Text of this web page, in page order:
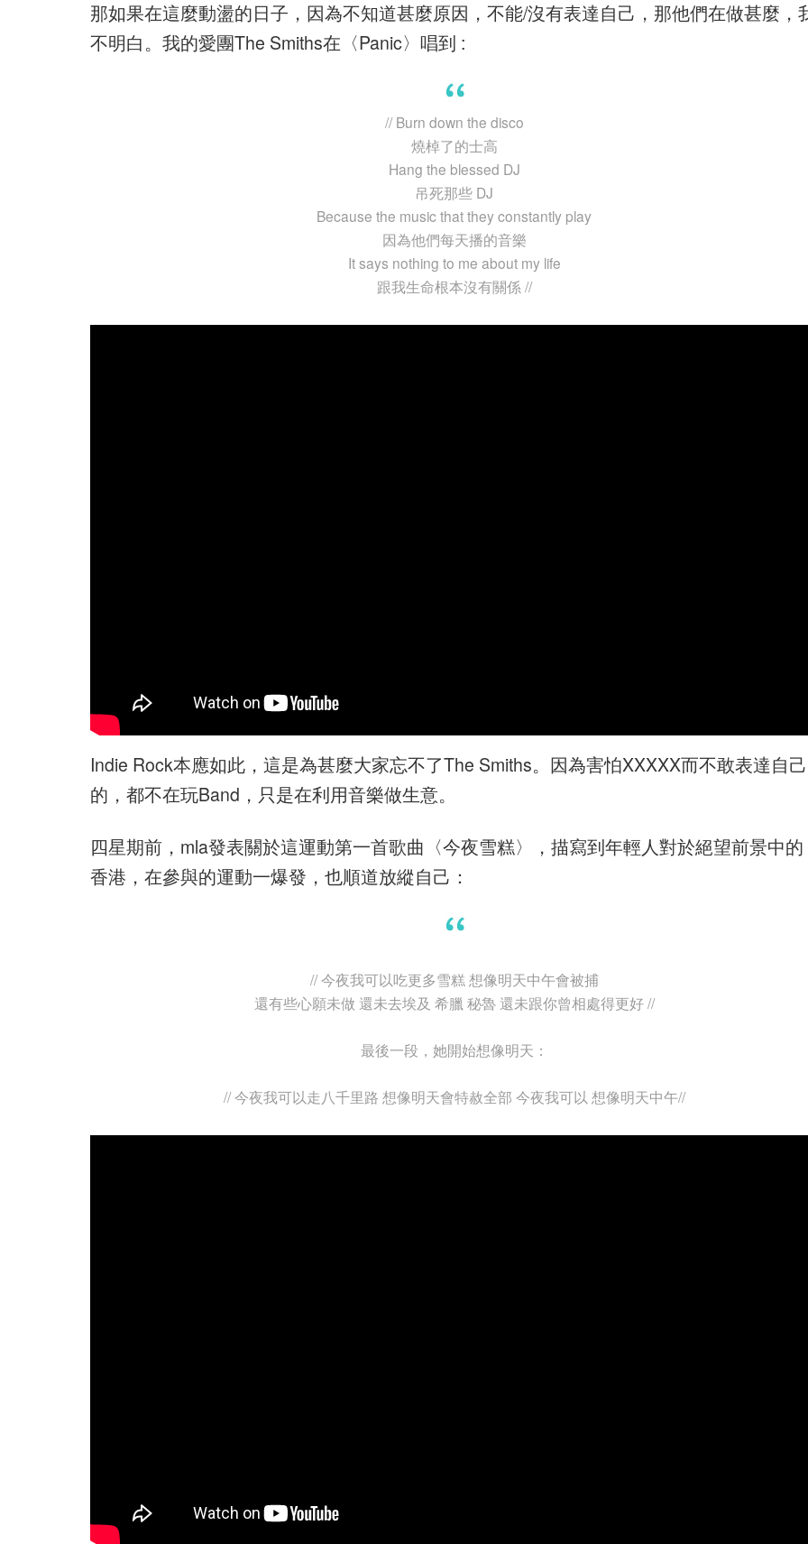
那如果在這麼動盪的日子，因為不知道甚麼原因，不能/沒有表達自己，那他們在做甚麼，
不明白。我的愛團The Smiths在〈Panic〉唱到 :
// Burn down the disco
燒棹了的士高
Hang the blessed DJ
吊死那些 DJ
Because the music that they constantly play
因為他們每天播的音樂
It says nothing to me about my life
跟我生命根本沒有關係 //
Indie Rock本應如此，這是為甚麼大家忘不了The Smiths。因為害怕XXXXX而不敢表達自己
的，都不在玩Band，只是在利用音樂做生意。
四星期前，mla發表關於這運動第一首歌曲〈今夜雪糕〉，描寫到年輕人對於絕望前景中的
香港，在參與的運動一爆發，也順道放縱自己：
// 今夜我可以吃更多雪糕 想像明天中午會被捕
還有些心願未做 還未去埃及 希臘 秘魯 還未跟你曾相處得更好 //
最後一段，她開始想像明天：
// 今夜我可以走八千里路 想像明天會特赦全部 今夜我可以 想像明天中午//